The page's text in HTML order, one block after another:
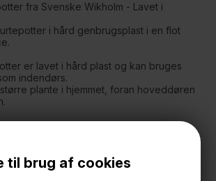
til brug af cookies
fra Svenske Wikholm - Lavet i
i hård genbrugsplast i en flot
er lavet i hård plast og kan bruges
indendørs.
plante i hjemmet, foran hoveddøren